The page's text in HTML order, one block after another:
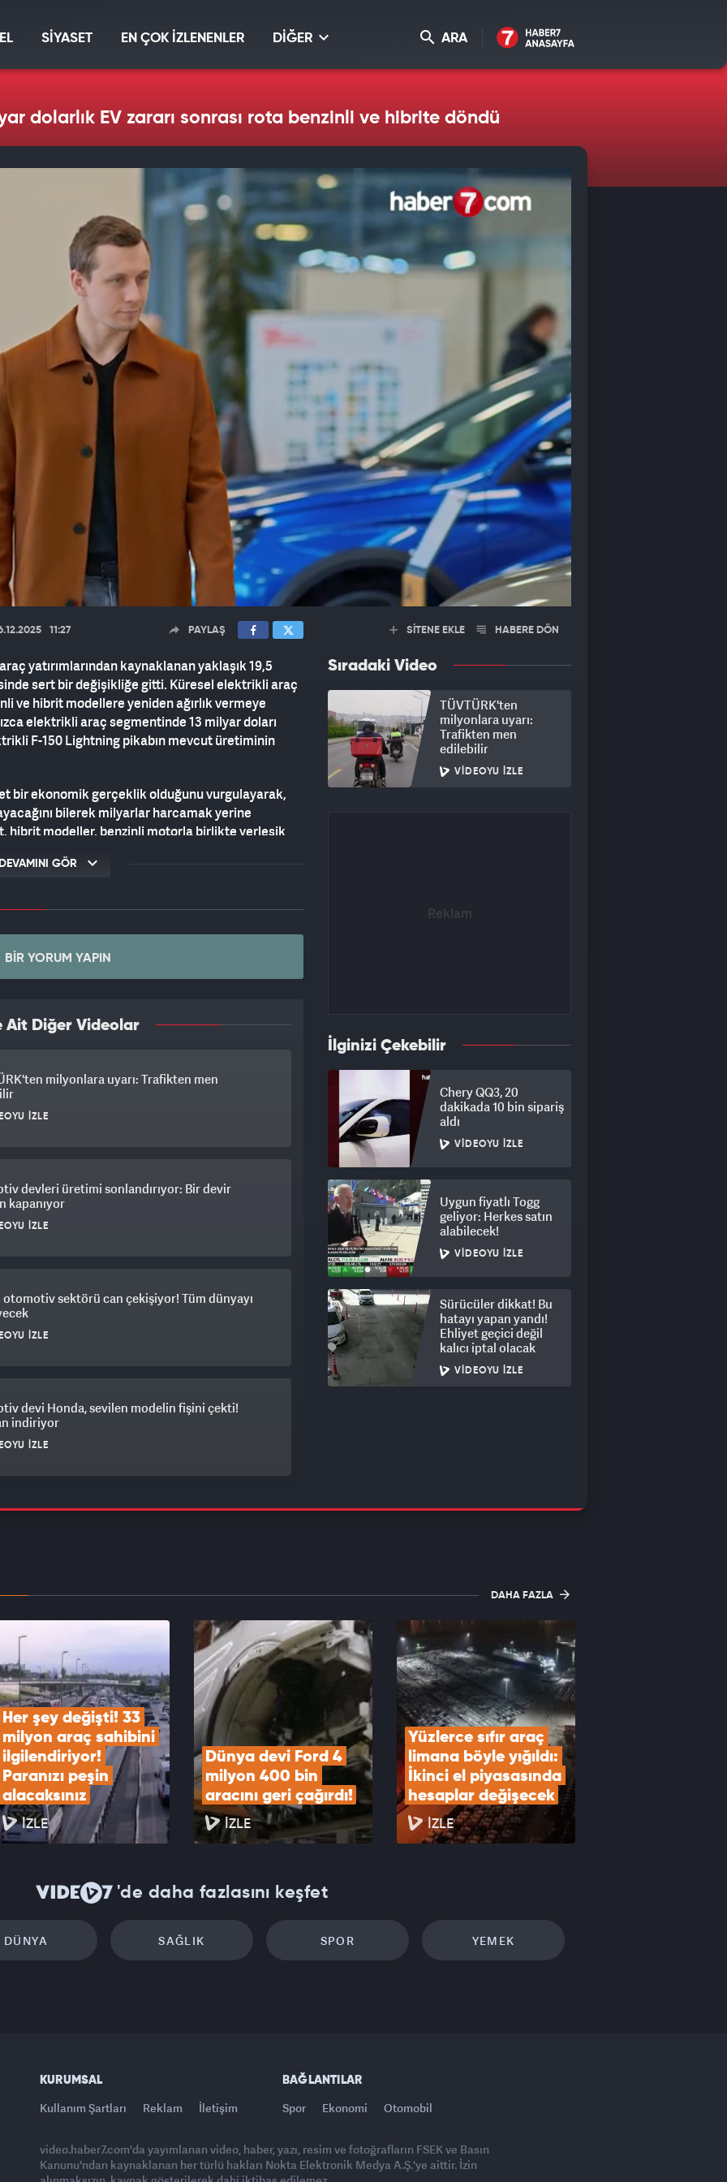
SİYASET EN ÇOK İZLENENLER DİĞER ARA
dolarlık EV zararı sonrası rota benzinli ve hibrite döndü
11:27 PAYLAŞ
yatırımlarından kaynaklanan yaklaşık 19,5
sert bir değişikliğe gitti. Küresel elektrikli araç
ve hibrit modellere yeniden ağırlık vermeye
elektrikli araç segmentinde 13 milyar doları
F-150 Lightning pikabın mevcut üretiminin
bir ekonomik gerçeklik olduğunu vurgulayarak,
bilerek milyarlar harcamak yerine
hibrit modeller, benzinli motorla birlikte yerleşik
ise 2027 hedefiyle devam edeceği bildirildi.
yüzde 50’sini hibrit, uzun menzilli ve elektrikli
batarya fabrikasının enerji
Öte yandan, Güney Koreli SK Group ile
6 milyar dolarlık kısmını oluşturdu. Tüm bu
ilişkin vergi öncesi kâr beklentisini 7 milyar
DEVAMINI GÖR
BIR YORUM YAPIN
Ait Diğer Videolar
milyonlara uyarı: Trafikten men
İZLE
devleri üretimi sonlandırıyor: Bir devir
kapanıyor
İZLE
otomotiv sektörü can çekişiyor! Tüm dünyayı
İZLE
devi Honda, sevilen modelin fişini çekti!
indiriyor
İZLE
devinin büyük pişmanlığı! 'Hata yaptık'
İZLE
SİTENE EKLE HABERE DÖN
Sıradaki Video
TÜVTÜRK'ten
milyonlara uyarı:
Trafikten men
edilebilir
VIDEOYU İZLE
İlginizi Çekebilir
Chery QQ3, 20
dakikada 10 bin sipariş
aldı
VIDEOYU İZLE
Uygun fiyatlı Togg
geliyor: Herkes satın
alabilecek!
VIDEOYU İZLE
Sürücüler dikkat! Bu
hatayı yapan yandı!
Ehliyet geçici değil
kalıcı iptal olacak
VIDEOYU İZLE
DAHA FAZLA
Her şey değişti! 33
milyon araç sahibini
ilgilendiriyor!
Paranızı peşin
alacaksınız
İZLE
Dünya devi Ford 4
milyon 400 bin
aracını geri çağırdı!
İZLE
Yüzlerce sıfır araç
limana böyle yığıldı:
İkinci el piyasasında
hesaplar değişecek
İZLE
'de daha fazlasını keşfet
DÜNYA SAĞLIK SPOR YEMEK
KURUMSAL
Kullanım Şartları Reklam İletişim
BAĞLANTILAR
Spor Ekonomi Otomobil
video.haber7.com'da yayımlanan video, haber, yazı, resim ve fotoğrafların FSEK ve Basın
Kanunu'ndan kaynaklanan her türlü hakları Nokta Elektronik Medya A.Ş.'ye aittir. İzin